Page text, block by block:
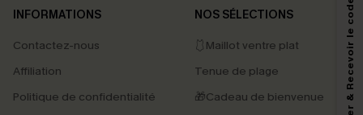
INFORMATIONS
Contactez-nous
Affiliation
Politique de confidentialité
NOS SÉLECTIONS
🩱Maillot ventre plat
Tenue de plage
🎁Cadeau de bienvenue
marketing (y compris du contenu généré par l'IA) de Cupshe et
pouvons utiliser les données collectées sur notre site ainsi que des
S'abonner & Recevoir le code